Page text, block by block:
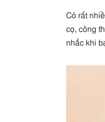
Có rất
cọ, công
nhắc khi